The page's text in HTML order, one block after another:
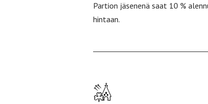
Partion jäsenenä saat 10 %
hintaan.
Etusivulle